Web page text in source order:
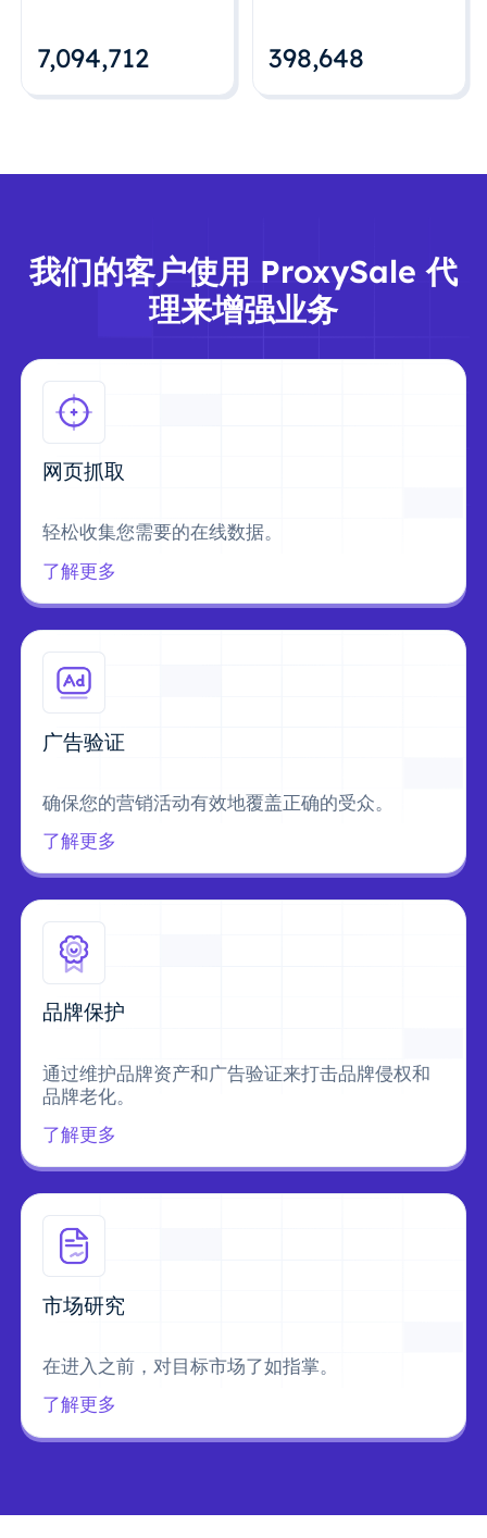
7,094,712 398,648
我们的客户使用 ProxySale 代
理来增强业务
网页抓取
轻松收集您需要的在线数据。
了解更多
广告验证
确保您的营销活动有效地覆盖正确的受众。
了解更多
品牌保护
通过维护品牌资产和广告验证来打击品牌侵权和
品牌老化。
了解更多
市场研究
在进入之前，对目标市场了如指掌。
了解更多